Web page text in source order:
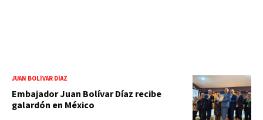
JUAN BOLÍVAR DÍAZ
Embajador Juan Bolívar Díaz recibe
galardón en México